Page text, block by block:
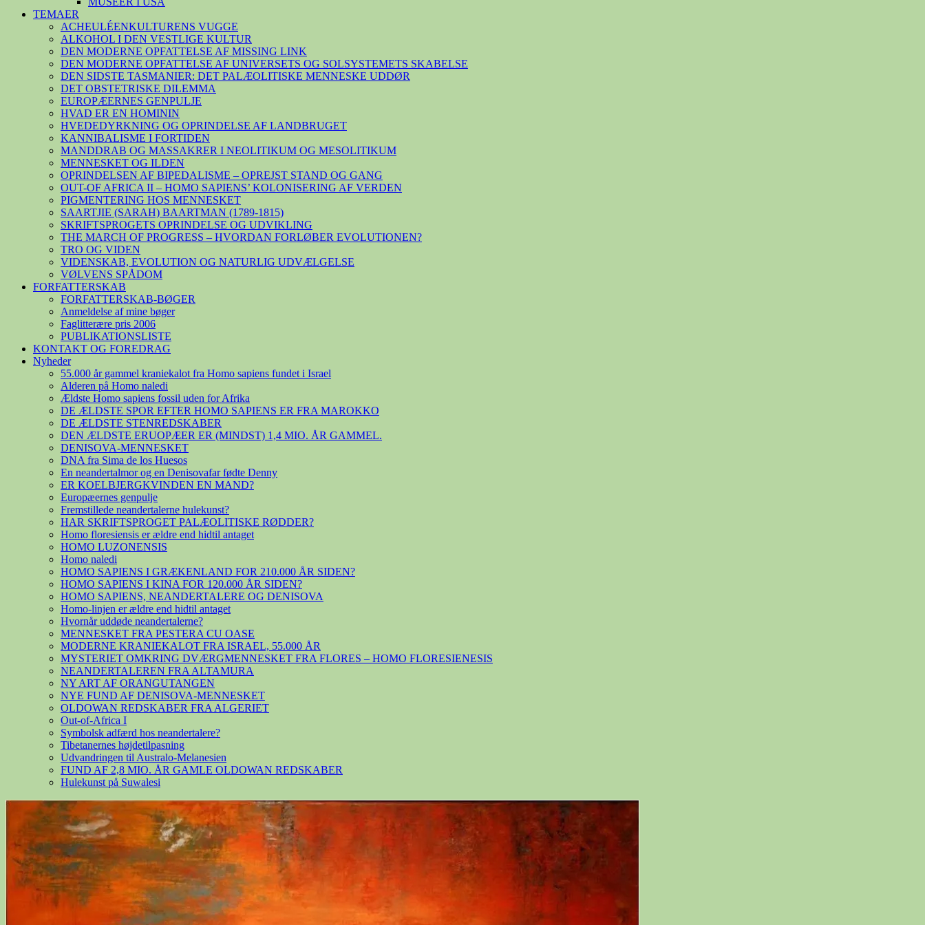
TEMAER
ACHEULÉENKULTURENS VUGGE
ALKOHOL I DEN VESTLIGE KULTUR
DEN MODERNE OPFATTELSE AF MISSING LINK
DEN MODERNE OPFATTELSE AF UNIVERSETS OG SOLSYSTEMETS SKABELSE
DEN SIDSTE TASMANIER: DET PALÆOLITISKE MENNESKE UDDØR
DET OBSTETRISKE DILEMMA
EUROPÆERNES GENPULJE
HVAD ER EN HOMININ
HVEDEDYRKNING OG OPRINDELSE AF LANDBRUGET
KANNIBALISME I FORTIDEN
MANDDRAB OG MASSAKRER I NEOLITIKUM OG MESOLITIKUM
MENNESKET OG ILDEN
OPRINDELSEN AF BIPEDALISME – OPREJST STAND OG GANG
OUT-OF AFRICA II – HOMO SAPIENS’ KOLONISERING AF VERDEN
PIGMENTERING HOS MENNESKET
SAARTJIE (SARAH) BAARTMAN (1789-1815)
SKRIFTSPROGETS OPRINDELSE OG UDVIKLING
THE MARCH OF PROGRESS – HVORDAN FORLØBER EVOLUTIONEN?
TRO OG VIDEN
VIDENSKAB, EVOLUTION OG NATURLIG UDVÆLGELSE
VØLVENS SPÅDOM
FORFATTERSKAB
FORFATTERSKAB-BØGER
Anmeldelse af mine bøger
Faglitterære pris 2006
PUBLIKATIONSLISTE
KONTAKT OG FOREDRAG
Nyheder
55.000 år gammel kraniekalot fra Homo sapiens fundet i Israel
Alderen på Homo naledi
Ældste Homo sapiens fossil uden for Afrika
DE ÆLDSTE SPOR EFTER HOMO SAPIENS ER FRA MAROKKO
DE ÆLDSTE STENREDSKABER
DEN ÆLDSTE ERUOPÆER ER (MINDST) 1,4 MIO. ÅR GAMMEL.
DENISOVA-MENNESKET
DNA fra Sima de los Huesos
En neandertalmor og en Denisovafar fødte Denny
ER KOELBJERGKVINDEN EN MAND?
Europæernes genpulje
Fremstillede neandertalerne hulekunst?
HAR SKRIFTSPROGET PALÆOLITISKE RØDDER?
Homo floresiensis er ældre end hidtil antaget
HOMO LUZONENSIS
Homo naledi
HOMO SAPIENS I GRÆKENLAND FOR 210.000 ÅR SIDEN?
HOMO SAPIENS I KINA FOR 120.000 ÅR SIDEN?
HOMO SAPIENS, NEANDERTALERE OG DENISOVA
Homo-linjen er ældre end hidtil antaget
Hvornår uddøde neandertalerne?
MENNESKET FRA PESTERA CU OASE
MODERNE KRANIEKALOT FRA ISRAEL, 55.000 ÅR
MYSTERIET OMKRING DVÆRGMENNESKET FRA FLORES – HOMO FLORESIENESIS
NEANDERTALEREN FRA ALTAMURA
NY ART AF ORANGUTANGEN
NYE FUND AF DENISOVA-MENNESKET
OLDOWAN REDSKABER FRA ALGERIET
Out-of-Africa I
Symbolsk adfærd hos neandertalere?
Tibetanernes højdetilpasning
Udvandringen til Australo-Melanesien
FUND AF 2,8 MIO. ÅR GAMLE OLDOWAN REDSKABER
Hulekunst på Suwalesi